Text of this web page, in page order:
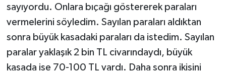
sayıyordu. Onlara bıçağı göstererek paraları
vermelerini söyledim. Sayılan paraları aldıktan
sonra büyük kasadaki paraları da istedim. Sayılan
paralar yaklaşık 2 bin TL civarındaydı, büyük
kasada ise 70-100 TL vardı. Daha sonra ikisini